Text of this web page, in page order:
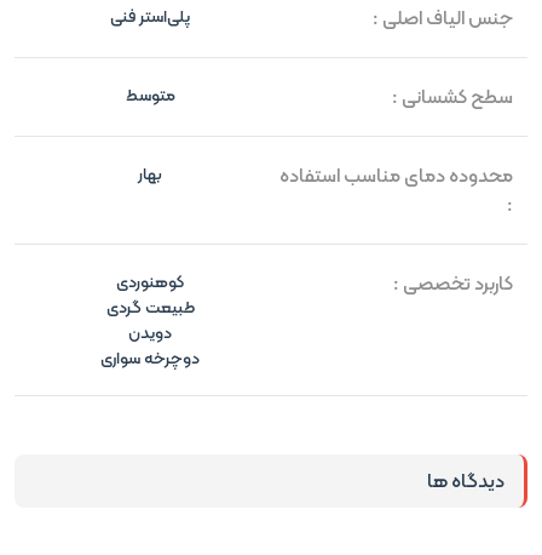
جنس الیاف اصلی : پلی‌استر فنی
سطح کشسانی : متوسط
محدوده دمای مناسب استفاده
:
بهار
کاربرد تخصصی :
کوهنوردی
طبیعت گردی
دویدن
دوچرخه سواری
دیدگاه ها